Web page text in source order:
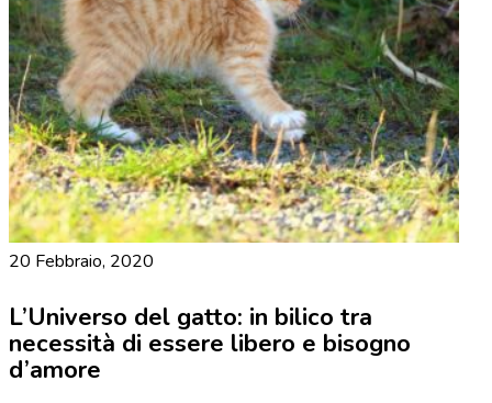
20 Febbraio, 2020
L’Universo del gatto: in bilico tra
necessità di essere libero e bisogno
d’amore